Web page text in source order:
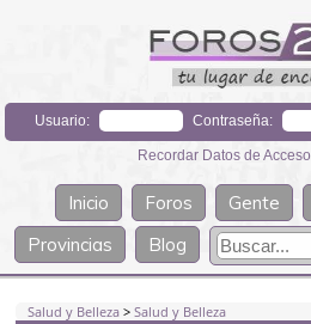
Usuario: Contraseña:
Recordar Datos de Acceso
Inicio Foros Gente
Provincias
Blog
Salud y Belleza >Salud y Belleza